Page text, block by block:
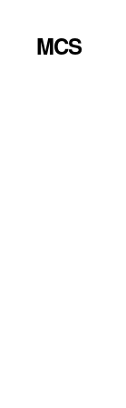
MCS